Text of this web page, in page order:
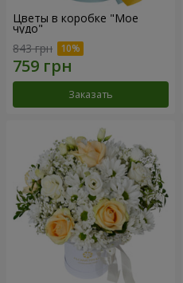
Цветы в коробке "Мое
чудо"
843 грн
Заказать